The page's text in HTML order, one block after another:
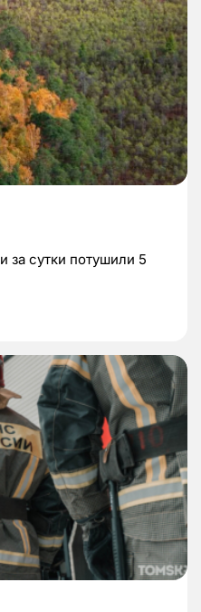
за сутки потушили 5